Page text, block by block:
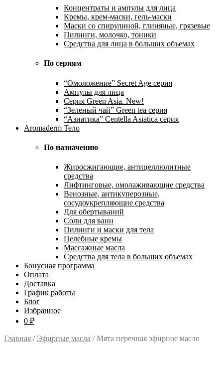
Концентраты и ампулы для лица
Кремы, крем-маски, гель-маски
Маски со спирулиной, глиняные, грязевые
Пилинги, молочко, тоники
Средства для лица в больших объемах
По сериям
“Омоложение” Secret Age серия
Ампулы для лица
Серия Green Asia. New!
“Зеленый чай” Green tea серия
“Азиатика” Centella Asiatica серия
Aromaderm Тело
По назначению
Жиросжигающие, антицеллюлитные
средства
Лифтинговые, омолаживающие средства
Венозные, антикуперозные,
сосудоукрепляющие средства
Для обертываний
Соли для ванн
Пилинги и маски для тела
Целебные кремы
Массажные масла
Средства для тела в больших объемах
Бонусная программа
Оплата
Доставка
График работы
Блог
Избранное
0 ₽
Главная / Эфирные масла / Мята перечная эфирное масло